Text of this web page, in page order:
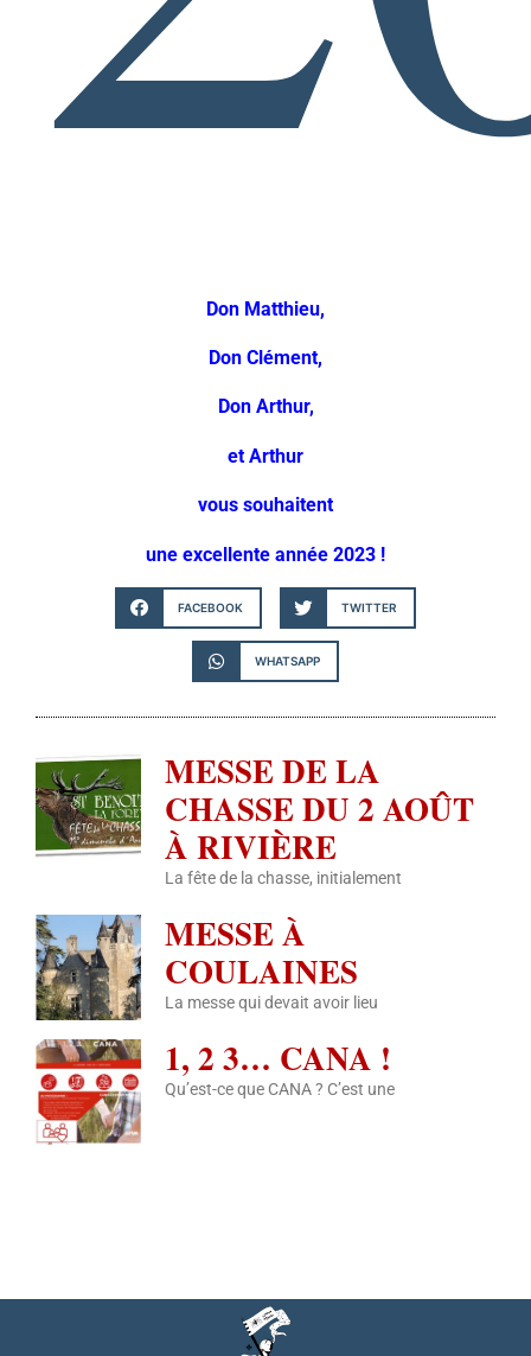
Don Matthieu,
Don Clément,
Don Arthur,
et Arthur
vous souhaitent
une excellente année 2023 !
FACEBOOK TWITTER
WHATSAPP
MESSE DE LA
CHASSE DU 2 AOÛT
À RIVIÈRE
La fête de la chasse, initialement
MESSE À
COULAINES
La messe qui devait avoir lieu
1, 2 3… CANA !
Qu’est-ce que CANA ? C’est une